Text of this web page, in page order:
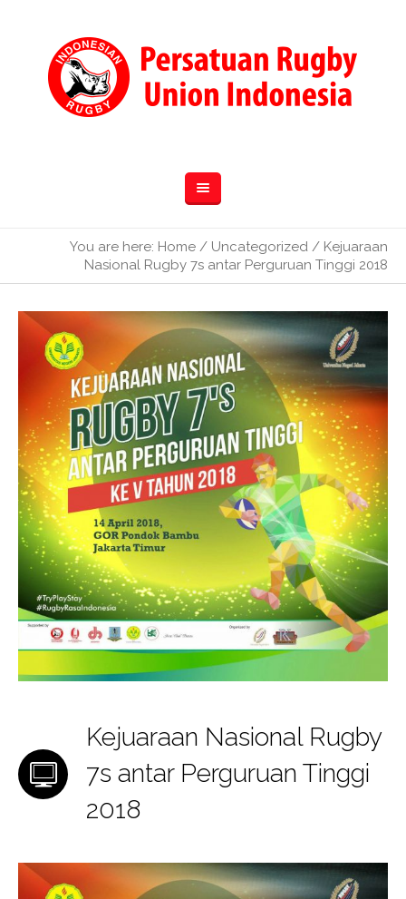
You are here: Home / Uncategorized / Kejuaraan
Nasional Rugby 7s antar Perguruan Tinggi 2018
Kejuaraan Nasional Rugby
7s antar Perguruan Tinggi
2018